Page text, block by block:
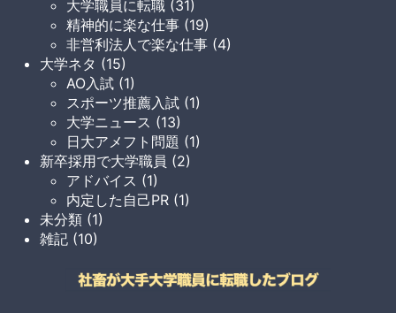
大学職員に転職 (31)
精神的に楽な仕事 (19)
非営利法人で楽な仕事 (4)
大学ネタ (15)
AO入試 (1)
スポーツ推薦入試 (1)
大学ニュース (13)
日大アメフト問題 (1)
新卒採用で大学職員 (2)
アドバイス (1)
内定した自己PR (1)
未分類 (1)
雑記 (10)